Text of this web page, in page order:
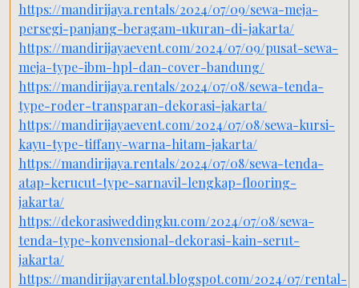
https://mandirijaya.rentals/2024/07/09/sewa-meja-
persegi-panjang-beragam-ukuran-di-jakarta/
https://mandirijayaevent.com/2024/07/09/pusat-sewa-
meja-type-ibm-hpl-dan-cover-bandung/
https://mandirijaya.rentals/2024/07/08/sewa-tenda-
type-roder-transparan-dekorasi-jakarta/
https://mandirijayaevent.com/2024/07/08/sewa-kursi-
kayu-type-tiffany-warna-hitam-jakarta/
https://mandirijaya.rentals/2024/07/08/sewa-tenda-
atap-kerucut-type-sarnavil-lengkap-flooring-
jakarta/
https://dekorasiweddingku.com/2024/07/08/sewa-
tenda-type-konvensional-dekorasi-kain-serut-
jakarta/
https://mandirijayarental.blogspot.com/2024/07/rental-